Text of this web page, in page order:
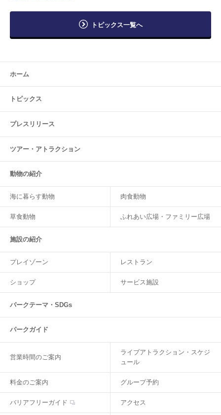
トピックス一覧へ
ホーム
トピックス
プレスリリース
ツアー・ アトラクション
動物の紹介
海に暮らす動物 肉食動物
草食動物 ふれあい広場・ファミリー広場
施設の紹介
プレイゾーン レストラン
ショップ サービス施設
パークテーマ・SDGs
パークガイド
営業時間のご案内
ライブアトラクション・スケジ
ュール
料金のご案内 グループ予約
バリアフリーガイド アクセス